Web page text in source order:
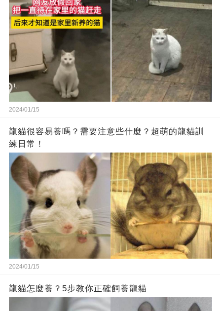
2024/01/15
龍貓很容易養嗎？需要注意些什麼？超萌的龍貓訓
練日常！
2024/01/15
龍貓怎麼養？5步教你正確飼養龍貓